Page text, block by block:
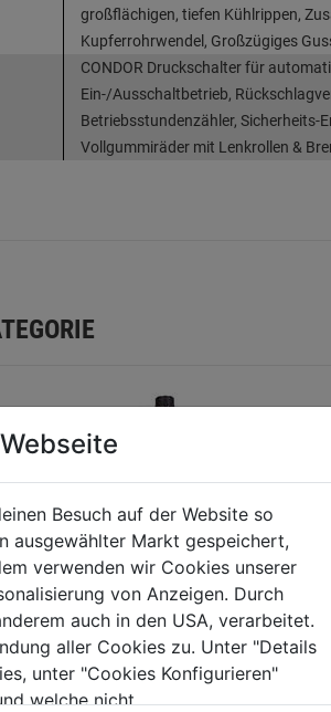
großflächigen, tiefen Kühlrippen,
Kupferrohrwendel, Großzügiges
CONDOR Druckschalter für
Ein-/Ausschaltbetrieb,
Betriebsstundenzähler, Sicherheits-
Vollgummiräder mit Lenkrollen &
D
Besuch auf der Website so
ausgewählter Markt gespeichert,
verwenden wir Cookies unserer
von Anzeigen. Durch
auch in den USA, verarbeitet.
aller Cookies zu. Unter "Details
unter "Cookies Konfigurieren"
welche nicht.